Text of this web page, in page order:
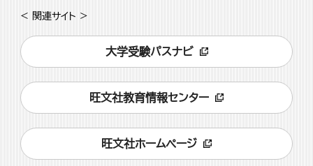
< 関連サイト >
大学受験パスナビ
旺文社教育情報センター
旺文社ホームページ